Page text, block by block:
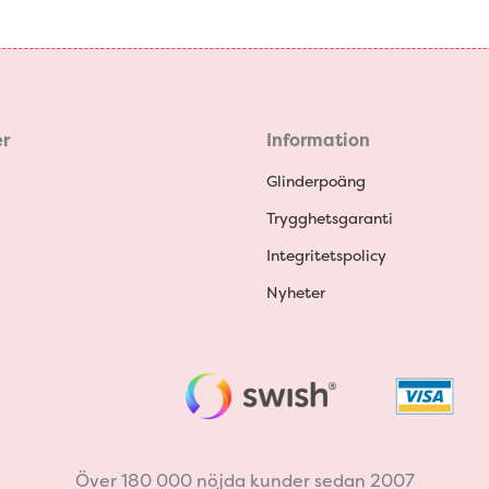
Information
Glinderpoäng
Trygghetsgaranti
Integritetspolicy
Nyheter
Över 180 000 nöjda kunder sedan 2007